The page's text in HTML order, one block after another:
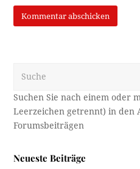
Neueste Beiträge